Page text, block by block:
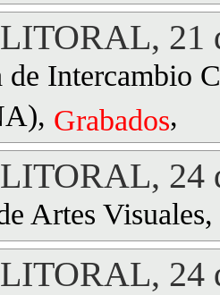
21
de Intercambio
Grabados,
24
Artes Visuales,
24